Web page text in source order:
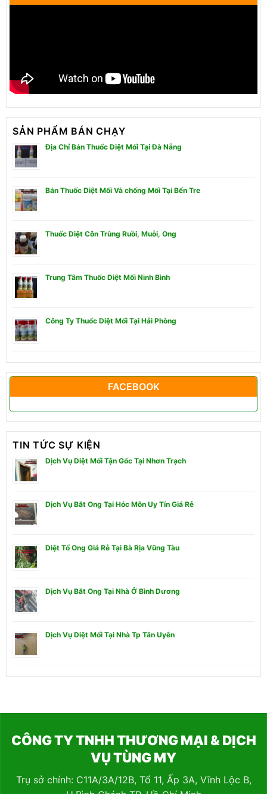
SẢN PHẨM BÁN CHẠY
Địa Chỉ Bán Thuốc Diệt Mối Tại Đà Nẵng
Bán Thuốc Diệt Mối Và chống Mối Tại Bến Tre
Thuốc Diệt Côn Trùng Ruồi, Muỗi, Ong
Trung Tâm Thuốc Diệt Mối Ninh Bình
Công Ty Thuốc Diệt Mối Tại Hải Phòng
FACEBOOK
TIN TỨC SỰ KIỆN
Dịch Vụ Diệt Mối Tận Gốc Tại Nhơn Trạch
Dịch Vụ Bắt Ong Tại Hóc Môn Uy Tín Giá Rẻ
Diệt Tổ Ong Giá Rẻ Tại Bà Rịa Vũng Tàu
Dịch Vụ Bắt Ong Tại Nhà Ở Bình Dương
Dịch Vụ Diệt Mối Tại Nhà Tp Tân Uyên
CÔNG TY TNHH THƯƠNG MẠI & DỊCH
VỤ TÙNG MY
Trụ sở chính: C11A/3A/12B, Tổ 11, Ấp 3A, Vĩnh Lộc B,